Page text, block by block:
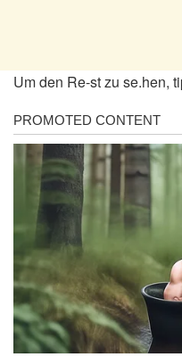
Um den Re-st zu se.hen,